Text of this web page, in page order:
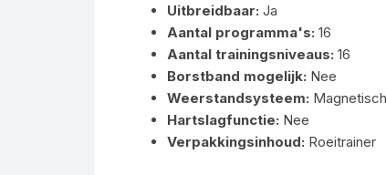
Uitbreidbaar: Ja
Aantal programma's: 16
Aantal trainingsniveaus: 16
Borstband mogelijk: Nee
Weerstandsysteem:
Hartslagfunctie: Nee
Verpakkingsinhoud: Roeitrainer